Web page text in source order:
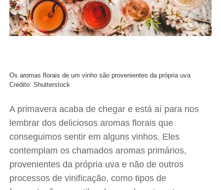
Os aromas florais de um vinho são provenientes da própria uva
Crédito: Shutterstock
A primavera acaba de chegar e está aí para nos
lembrar dos deliciosos aromas florais que
conseguimos sentir em alguns vinhos. Eles
contemplam os chamados aromas primários,
provenientes da própria uva e não de outros
processos de vinificação, como tipos de